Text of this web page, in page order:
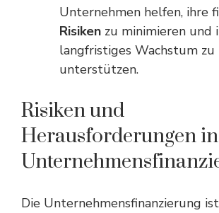
Unternehmen helfen, ihre
Risiken zu minimieren und
langfristiges Wachstum zu
unterstützen.
Risiken und
Herausforderungen
Die Unternehmensfinanzierung